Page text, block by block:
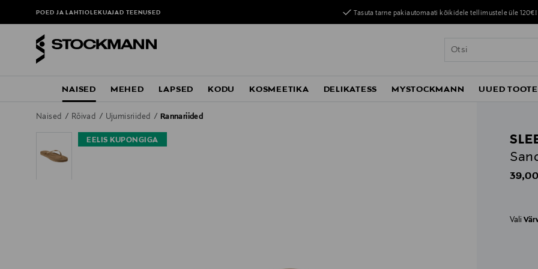
POED JA LAHTIOLEKUAJADTEENUSED Tasuta tarne pakiautomaati kõikidele tellimustele üle 120€!
NAISED MEHED LAPSED KODU KOSMEETIKA DELIKATESS MYSTOCKMANN UUED
Naised Rõivad Ujumisriided Rannariided
EELIS KUPONGIGA
Vali